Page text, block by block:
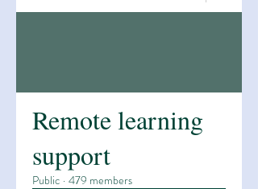
Remote learning
support
Public · 479 members